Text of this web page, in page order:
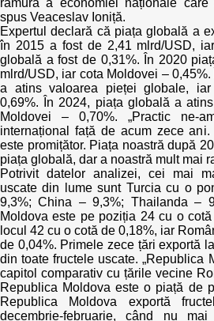
Consiliul consulativ internațional
Puterea hibridă
15 minute de realism economic
Trend Hunter
Buletin EU-STRAT
Aplică la BUNELE PRACTICI
Transparența întreprinderilor de stat
Cele mai bune și cele mai proaste
Moldova
Democrația, independența și
publice-cheie din Moldova
ramură a economiei naționale care
spus Veaceslav Ioniță.
Expertul declară că piața globală a
în 2015 a fost de 2,41 mlrd/USD,
globală a fost de 0,31%. În 2020
mlrd/USD, iar cota Moldovei –
a atins valoarea pieței globale,
0,69%. În 2024, piața globală a
Moldovei – 0,70%. „Practic ne-
internațional față de acum zece
este promițător. Piața noastră după
piața globală, dar a noastră mult mai
Potrivit datelor analizei, cei mai
uscate din lume sunt Turcia cu o
9,3%; China – 9,3%; Thailanda –
Moldova este pe poziția 24 cu o
locul 42 cu o cotă de 0,18%, iar
de 0,04%. Primele zece țări exportă
din toate fructele uscate. „Republica
capitol comparativ cu țările vecine
Republica Moldova este o piață de
Republica Moldova exportă
decembrie-februarie, când nu